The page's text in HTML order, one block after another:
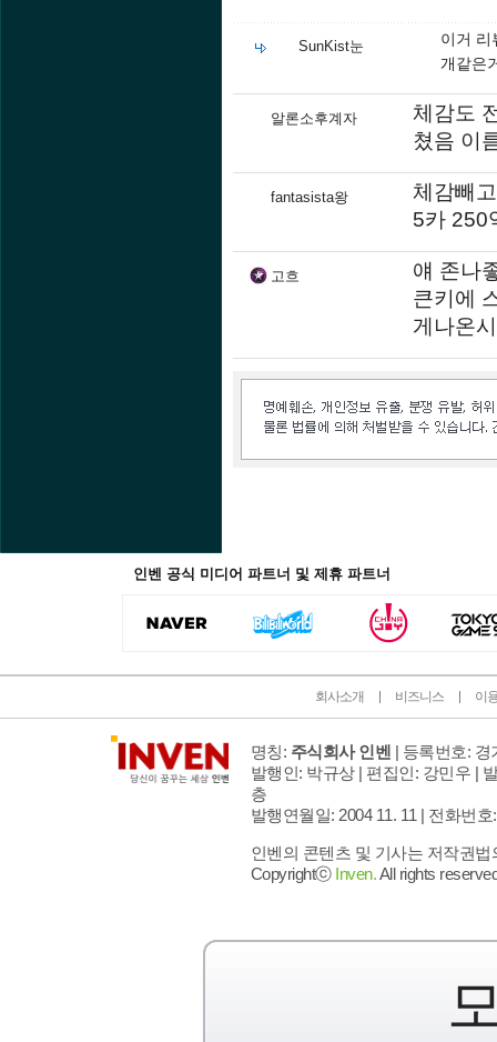
SunKist눈
이거 리
개같은
알론소후계자
체감도
쳤음 이
fantasista왕
체감빼
5카 250
고흐
얘 존나
큰키에
게나온
인벤 공식 미디어 파트너 및 제휴 파트너
회사소개 비즈니스 이
명칭: 주식회사 인벤 | 등록번호: 경
발행인: 박규상 | 편집인: 강민우 |
층
발행연월일: 2004 11. 11 | 전화번호
인벤의 콘텐츠 및 기사는 저작권
Copyrightⓒ Inven.All rights